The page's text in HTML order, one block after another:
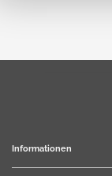
Informationen